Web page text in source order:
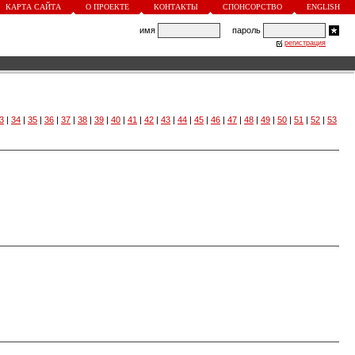
КАРТА САЙТА О ПРОЕКТЕ КОНТАКТЫ СПОНСОРСТВО ENGLISH
имя пароль
регистрация
| 34 | 35 | 36 | 37 | 38 | 39 | 40 | 41 | 42 | 43 | 44 | 45 | 46 | 47 | 48 | 49 | 50 | 51 | 52 | 53